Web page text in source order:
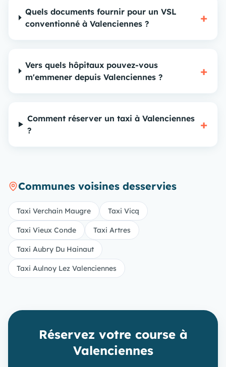
Quels documents fournir pour un VSL
conventionné à Valenciennes ?
+
Vers quels hôpitaux pouvez-vous
m'emmener depuis Valenciennes ?
+
Comment réserver un taxi à Valenciennes
?
+
Communes voisines desservies
Taxi Verchain Maugre Taxi Vicq
Taxi Vieux Conde Taxi Artres
Taxi Aubry Du Hainaut
Taxi Aulnoy Lez Valenciennes
Réservez votre course à
Valenciennes